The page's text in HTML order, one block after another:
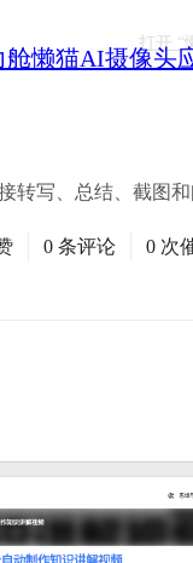
舱懒猫AI摄像头
打开 “
转写、总结、截图和
0 条评论 0 次